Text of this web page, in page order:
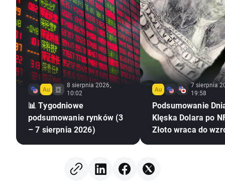
8 sierpnia 2026,
10:02
📊 Tygodniowe
podsumowanie rynków (3
– 7 sierpnia 2026)
7 sierpnia
19:58
Podsumowanie
Klęska Dolara po
Złoto wraca do